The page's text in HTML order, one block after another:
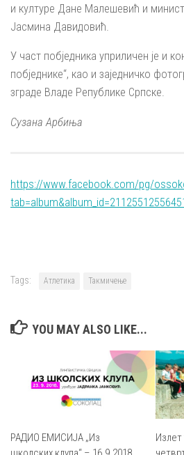
и културе Дане Малешевић и
Јасмина Давидовић.
У част побједника уприличен је и
побједнике“, као и заједничко
зграде Владе Републике Српске.
Сузана Арбиња
https://www.facebook.com/pg/
Tags: Атлетика Такмичење
YOU MAY ALSO LIKE...
РАДИО ЕМИСИЈА „Из
Излет